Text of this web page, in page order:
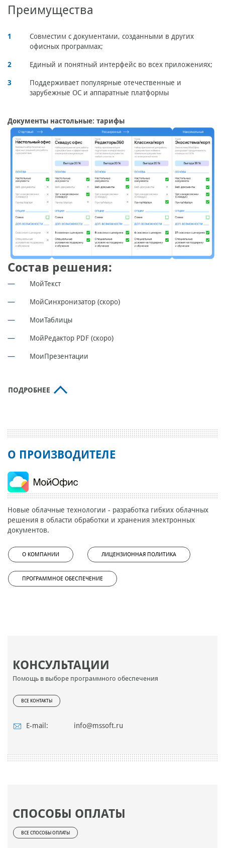
КОНСУЛЬТАЦИИ
Помощь в выборе программного обеспечения
ВСЕ КОНТАКТЫ
E-mail: info@mssoft.ru
СПОСОБЫ ОПЛАТЫ
ВСЕ СПОСОБЫ ОПЛАТЫ
Преимущества
Совместим с документами, созданными в других
офисных программах;
Единый и понятный интерфейс во всех приложениях;
Поддерживает популярные отечественные и
зарубежные ОС и аппаратные платформы
Документы настольные: тарифы
Состав решения:
МойТекст
МойСинхронизатор (скоро)
МоиТаблицы
МойРедактор PDF (скоро)
МоиПрезентации
ПОДРОБНЕЕ
О ПРОИЗВОДИТЕЛЕ
Новые облачные технологии - разработка гибких облачных
решения в области обработки и хранения электронных
документов.
О КОМПАНИИ ЛИЦЕНЗИОННАЯ ПОЛИТИКА
ПРОГРАММНОЕ ОБЕСПЕЧЕНИЕ